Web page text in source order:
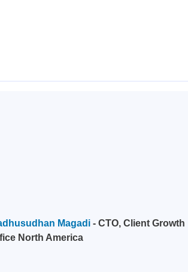
Magadi - CTO, Client Growth
North America